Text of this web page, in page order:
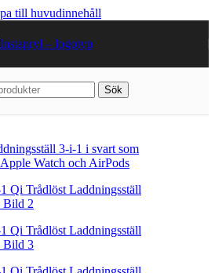
till huvudinnehåll
Sök